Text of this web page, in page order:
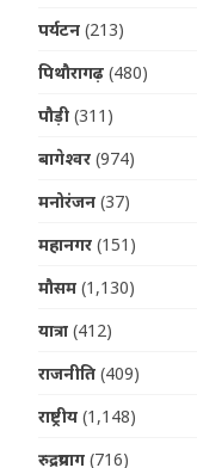
पर्यटन (213)
पिथौरागढ़ (480)
पौड़ी (311)
बागेश्वर (974)
मनोरंजन (37)
महानगर (151)
मौसम (1,130)
यात्रा (412)
राजनीति (409)
राष्ट्रीय (1,148)
रुद्रप्रयाग (716)